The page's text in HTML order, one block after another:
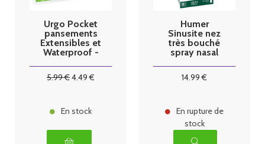
Urgo Pocket
pansements
Extensibles et
Waterproof -
5.99€4.49 €
En stock
Humer
Sinusite nez
très bouché
spray nasal
14.99 €
En rupture de
stock